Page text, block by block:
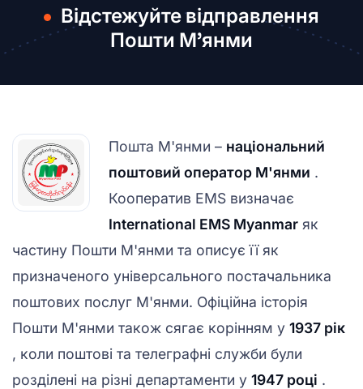
Відстежуйте відправлення
Пошти М’янми
Пошта М'янми – національний
поштовий оператор М'янми .
Кооператив EMS визначає
International EMS Myanmar як
частину Пошти М'янми та описує її як
призначеного універсального постачальника
поштових послуг М'янми. Офіційна історія
Пошти М'янми також сягає корінням у 1937 рік
, коли поштові та телеграфні служби були
розділені на різні департаменти у 1947 році .